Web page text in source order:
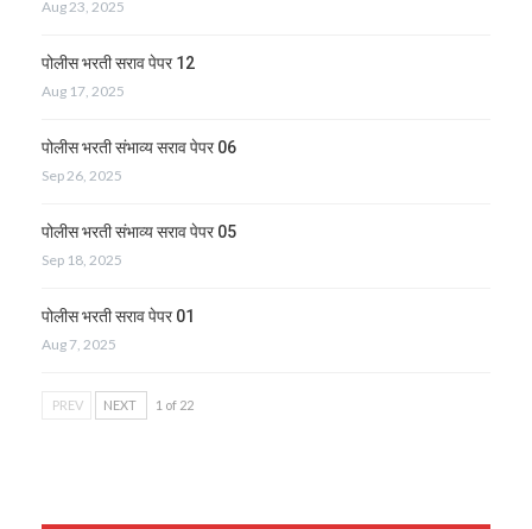
Aug 23, 2025
पोलीस भरती सराव पेपर 12
Aug 17, 2025
पोलीस भरती संभाव्य सराव पेपर 06
Sep 26, 2025
पोलीस भरती संभाव्य सराव पेपर 05
Sep 18, 2025
पोलीस भरती सराव पेपर 01
Aug 7, 2025
PREV NEXT 1 of 22